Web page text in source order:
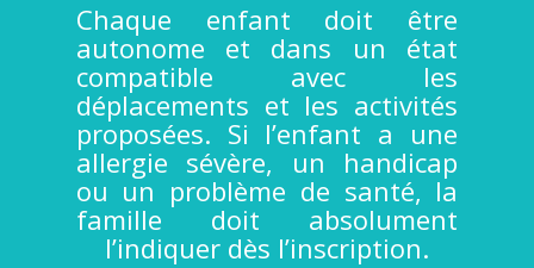
Chaque enfant doit être
autonome et dans un état
compatible avec les
déplacements et les activités
proposées. Si l’enfant a une
allergie sévère, un handicap
ou un problème de santé, la
famille doit absolument
l’indiquer dès l’inscription.